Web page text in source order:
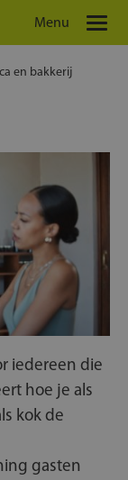
Menu
en bakkerij
iedereen die
hoe je als
kok de
gasten